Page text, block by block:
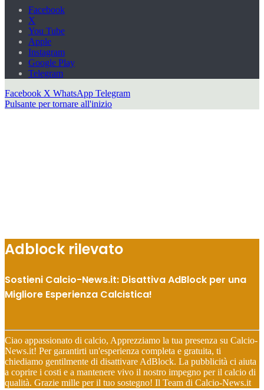
Facebook
X
You Tube
Apple
Instagram
Google Play
Telegram
Facebook X WhatsApp Telegram
Pulsante per tornare all'inizio
Adblock rilevato
Sostieni Calcio-News.it: Disattiva AdBlock per una
Migliore Esperienza Calcistica!
Ciao appassionato di calcio, Apprezziamo la tua presenza su Calcio-
News.it! Per garantirti un'esperienza completa e gratuita, ti
chiediamo gentilmente di disattivare AdBlock. La pubblicità ci aiuta
a coprire i costi e a mantenere vivo il nostro impegno per il calcio di
qualità. Grazie mille per il tuo sostegno! Il Team di Calcio-News.it